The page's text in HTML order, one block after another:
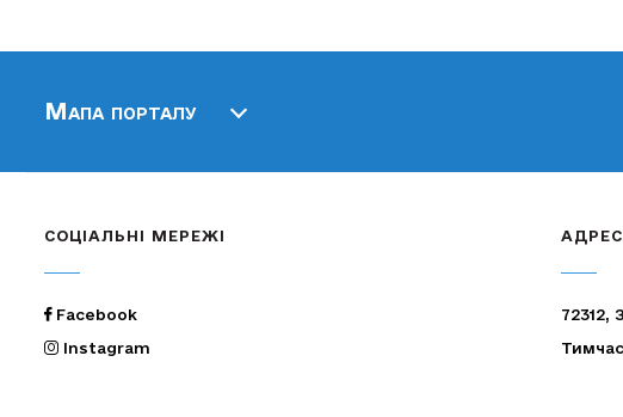
Мапа порталу
СОЦІАЛЬНІ МЕРЕЖІ
Facebook
Instagram
72312,